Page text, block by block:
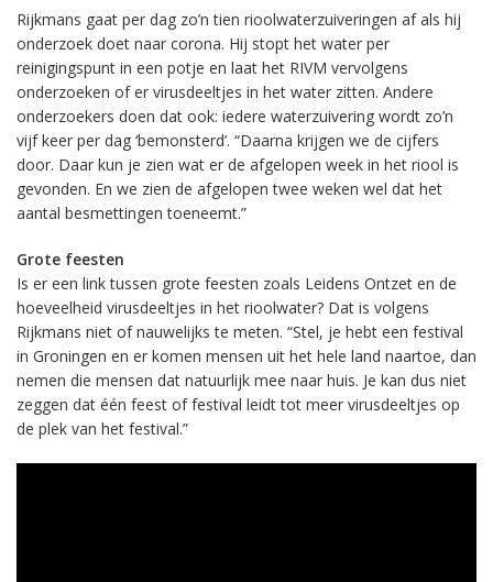
Rijkmans gaat per dag zo’n tien rioolwaterzuiveringen af als hij
onderzoek doet naar corona. Hij stopt het water per
reinigingspunt in een potje en laat het RIVM vervolgens
onderzoeken of er virusdeeltjes in het water zitten. Andere
onderzoekers doen dat ook: iedere waterzuivering wordt zo’n
vijf keer per dag ‘bemonsterd’. “Daarna krijgen we de cijfers
door. Daar kun je zien wat er de afgelopen week in het riool is
gevonden. En we zien de afgelopen twee weken wel dat het
aantal besmettingen toeneemt.”
Grote feesten
Is er een link tussen grote feesten zoals Leidens Ontzet en de
hoeveelheid virusdeeltjes in het rioolwater? Dat is volgens
Rijkmans niet of nauwelijks te meten. “Stel, je hebt een festival
in Groningen en er komen mensen uit het hele land naartoe, dan
nemen die mensen dat natuurlijk mee naar huis. Je kan dus niet
zeggen dat één feest of festival leidt tot meer virusdeeltjes op
de plek van het festival.”